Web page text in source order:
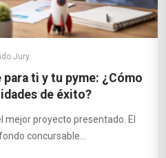
Jury
ti y tu pyme: ¿Cómo
de éxito?
mejor proyecto presentado. El
concursable...